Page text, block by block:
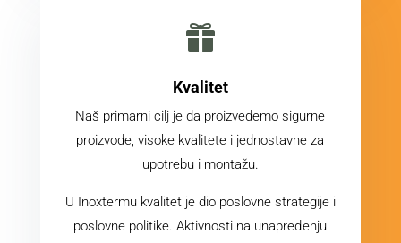

Kvalitet
Naš primarni cilj je da proizvedemo sigurne
proizvode, visoke kvalitete i jednostavne za
upotrebu i montažu.
U Inoxtermu kvalitet je dio poslovne strategije i
poslovne politike. Aktivnosti na unapređenju